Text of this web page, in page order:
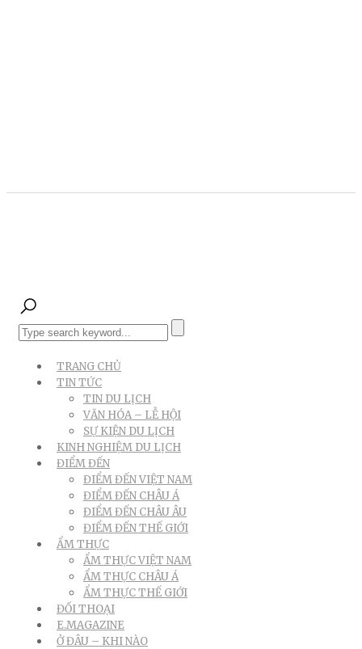
TRANG CHỦ
TIN TỨC
TIN DU LỊCH
VĂN HÓA – LỄ HỘI
SỰ KIỆN DU LỊCH
KINH NGHIỆM DU LỊCH
ĐIỂM ĐẾN
ĐIỂM ĐẾN VIỆT NAM
ĐIỂM ĐẾN CHÂU Á
ĐIỂM ĐẾN CHÂU ÂU
ĐIỂM ĐẾN THẾ GIỚI
ẨM THỰC
ẨM THỰC VIỆT NAM
ẨM THỰC CHÂU Á
ẨM THỰC THẾ GIỚI
ĐỐI THOẠI
E.MAGAZINE
Ở ĐÂU – KHI NÀO